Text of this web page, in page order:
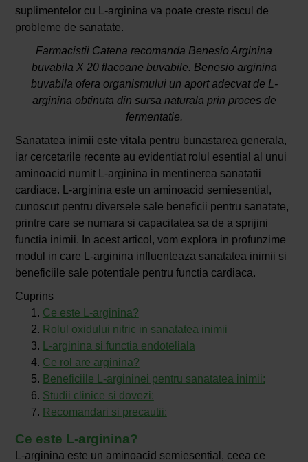
suplimentelor cu L-arginina va poate creste riscul de
probleme de sanatate.
Farmacistii Catena recomanda Benesio Arginina
buvabila X 20 flacoane buvabile. Benesio arginina
buvabila ofera organismului un aport adecvat de L-
arginina obtinuta din sursa naturala prin proces de
fermentatie.
Sanatatea inimii este vitala pentru bunastarea generala,
iar cercetarile recente au evidentiat rolul esential al unui
aminoacid numit L-arginina in mentinerea sanatatii
cardiace. L-arginina este un aminoacid semiesential,
cunoscut pentru diversele sale beneficii pentru sanatate,
printre care se numara si capacitatea sa de a sprijini
functia inimii. In acest articol, vom explora in profunzime
modul in care L-arginina influenteaza sanatatea inimii si
beneficiile sale potentiale pentru functia cardiaca.
Cuprins
Ce este L-arginina?
Rolul oxidului nitric in sanatatea inimii
L-arginina si functia endoteliala
Ce rol are arginina?
Beneficiile L-argininei pentru sanatatea inimii:
Studii clinice si dovezi:
Recomandari si precautii:
Ce este L-arginina?
L-arginina este un aminoacid semiesential, ceea ce